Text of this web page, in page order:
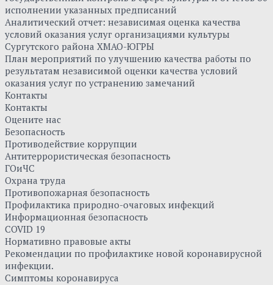
исполнении указанных предписаний
Аналитический отчет: независимая оценка качества
условий оказания услуг организациями культуры
Сургутского района ХМАО-ЮГРЫ
План мероприятий по улучшению качества работы по
результатам независимой оценки качества условий
оказания услуг по устранению замечаний
Контакты
Контакты
Оцените нас
Безопасность
Противодействие коррупции
Антитеррористическая безопасность
ГОиЧС
Охрана труда
Противопожарная безопасность
Профилактика природно-очаговых инфекций
Информационная безопасность
COVID 19
Нормативно правовые акты
Рекомендации по профилактике новой коронавирусной
инфекции.
Симптомы коронавируса